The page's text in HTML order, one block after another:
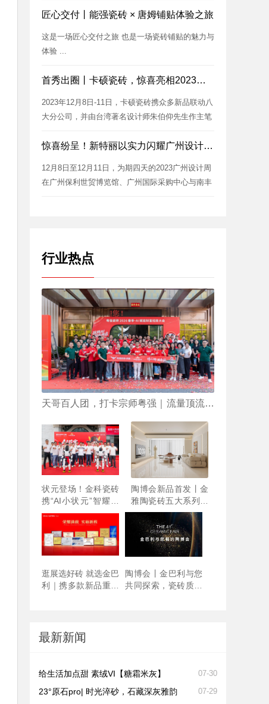
匠心交付丨能强瓷砖 × 唐姆铺贴体验之旅
这是一场匠心交付之旅 也是一场瓷砖铺贴的魅力与
体验 ...
首秀出圈丨卡硕瓷砖，惊喜亮相2023广州设计周
2023年12月8日-11日，卡硕瓷砖携众多新品联动八
大分公司，并由台湾著名设计师朱伯仰先生作主笔
惊喜纷呈！新特丽以实力闪耀广州设计周！
12月8日至12月11日，为期四天的2023广州设计周
在广州保利世贸博览馆、广州国际采购中心与南丰
行业热点
天哥百人团，打卡宗师粤强｜流量顶流聚
状元登场！金科瓷砖
携“AI小状元”智耀佛
山陶博会
陶博会新品首发丨金
雅陶瓷砖五大系列惊
艳登场！
逛展选好砖 就选金巴
利｜携多款新品重磅
陶博会丨金巴利与您
共同探索，瓷砖质感
最新新闻
给生活加点甜 素绒VI【糖霜米灰】 07-30
23°原石pro| 时光淬砂，石藏深灰雅韵 07-29